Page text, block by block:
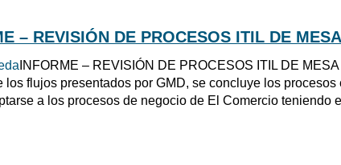
– REVISIÓN DE PROCESOS ITIL DE
INFORME – REVISIÓN DE PROCESOS ITIL DE
los flujos presentados por GMD, se concluye los
a los procesos de negocio de El Comercio teniendo